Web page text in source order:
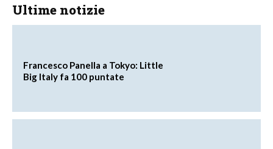
Ultime notizie
Francesco Panella a Tokyo: Little
Big Italy fa 100 puntate